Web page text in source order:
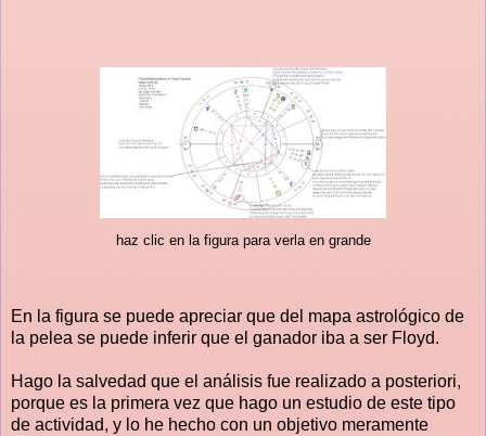
haz clic en la figura para verla en grande
En la figura se puede apreciar que del mapa astrológico de
la pelea se puede inferir que el ganador iba a ser Floyd.
Hago la salvedad que el análisis fue realizado a posteriori,
porque es la primera vez que hago un estudio de este tipo
de actividad, y lo he hecho con un objetivo meramente